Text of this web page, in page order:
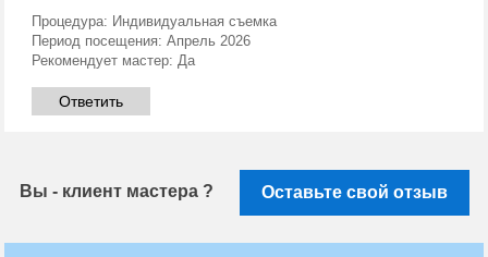
Процедура: Индивидуальная съемка
Период посещения: Апрель 2026
Рекомендует мастер: Да
Ответить
Вы - клиент мастера ? Оставьте свой отзыв